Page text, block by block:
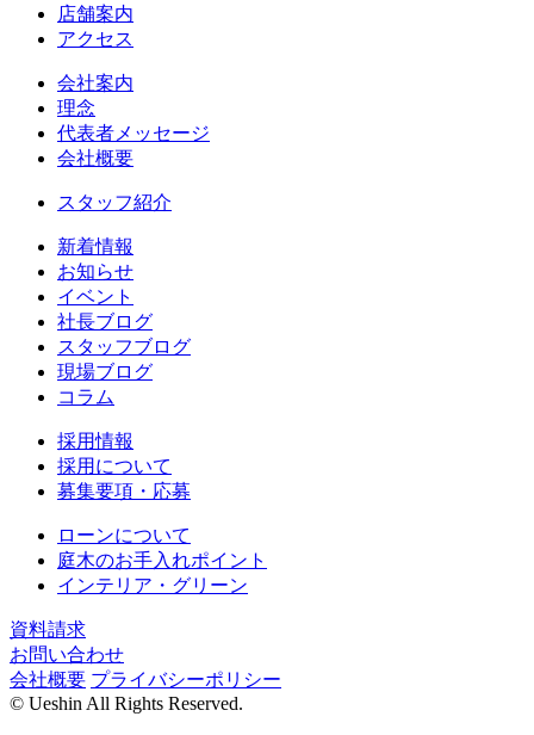
店舗案内
アクセス
会社案内
理念
代表者メッセージ
会社概要
スタッフ紹介
新着情報
お知らせ
イベント
社長ブログ
スタッフブログ
現場ブログ
コラム
採用情報
採用について
募集要項・応募
ローンについて
庭⽊のお⼿⼊れポイント
インテリア・グリーン
資料請求
お問い合わせ
会社概要 プライバシーポリシー
© Ueshin All Rights Reserved.